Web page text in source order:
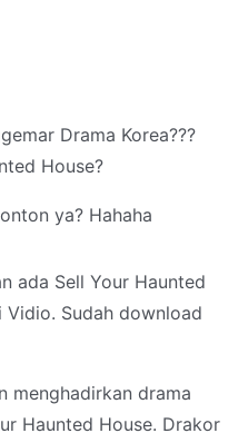
Drama Korea???
House?
ya? Hahaha
ada Sell Your Haunted
Sudah download
menghadirkan drama
Haunted House. Drakor